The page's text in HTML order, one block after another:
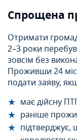
Спрощена
Отримати
2–3 роки
зовсім без
Проживши 24
подати заяву,
має дійсну
раніше
підтверджує,